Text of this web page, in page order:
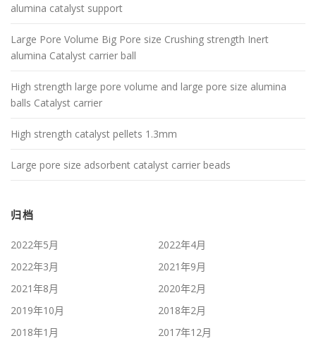
alumina catalyst support
Large Pore Volume Big Pore size Crushing strength Inert
alumina Catalyst carrier ball
High strength large pore volume and large pore size alumina
balls Catalyst carrier
High strength catalyst pellets 1.3mm
Large pore size adsorbent catalyst carrier beads
归档
2022年5月
2022年4月
2022年3月
2021年9月
2021年8月
2020年2月
2019年10月
2018年2月
2018年1月
2017年12月